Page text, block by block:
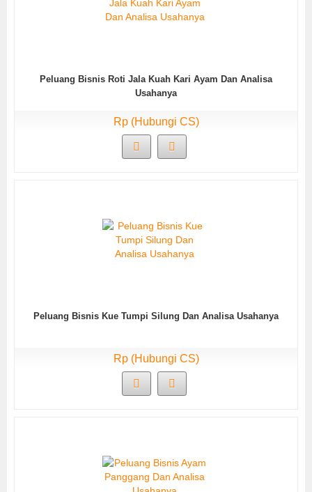
Peluang Bisnis Roti Jala Kuah Kari Ayam Dan Analisa
Usahanya
Rp (Hubungi CS)
Peluang Bisnis Kue Tumpi Silung Dan Analisa Usahanya
Rp (Hubungi CS)